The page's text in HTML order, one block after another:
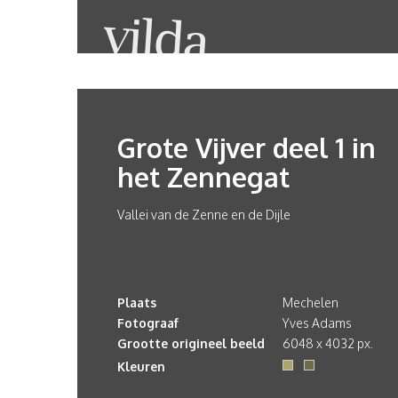
Grote Vijver deel 1 in
het Zennegat
Vallei van de Zenne en de Dijle
Plaats
Mechelen
Fotograaf
Yves Adams
Grootte origineel beeld
6048 x 4032 px.
Kleuren